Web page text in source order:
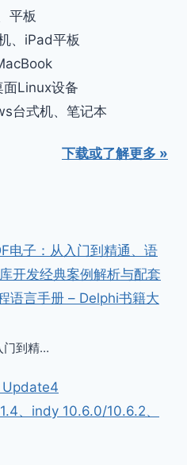
平板
、iPad平板
Linux设备
台式机、笔记本
下载或了解更多 »
电子：从入门到精通、语
开发经典案例解析与配套
语言手册 – Delphi书籍大
门到精…
、indy 10.6.0/10.6.2、